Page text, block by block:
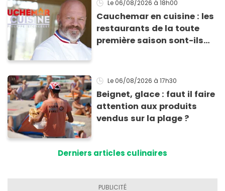
Le 06/08/2026 à 18h00
Cauchemar en cuisine : les
restaurants de la toute
première saison sont-ils
Le 06/08/2026 à 17h30
Beignet, glace : faut il faire
attention aux produits
vendus sur la plage ?
Derniers articles culinaires